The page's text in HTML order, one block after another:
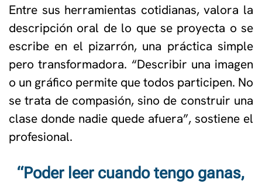
Entre sus herramientas cotidianas, valora la
descripción oral de lo que se proyecta o se
escribe en el pizarrón, una práctica simple
pero transformadora. “Describir una imagen
o un gráfico permite que todos participen. No
se trata de compasión, sino de construir una
clase donde nadie quede afuera”, sostiene el
profesional.
“Poder leer cuando tengo ganas,